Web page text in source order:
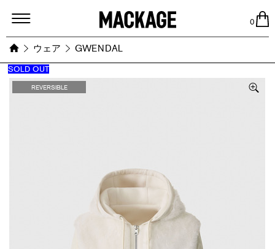
MACKAGE
0
ウェア GWENDAL
SOLD OUT
REVERSIBLE
Images